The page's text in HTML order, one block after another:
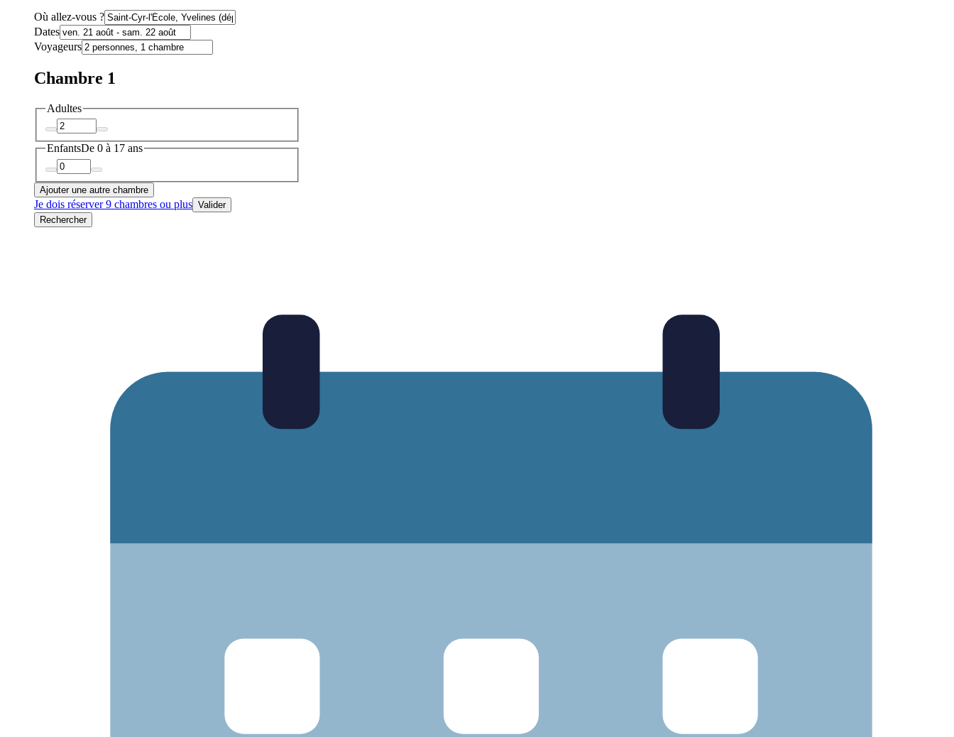
Où allez-vous ?
Dates
Voyageurs
Chambre 1
Adultes
EnfantsDe 0 à 17 ans
Ajouter une autre chambre
Je dois réserver 9 chambres ou plus Valider
Rechercher